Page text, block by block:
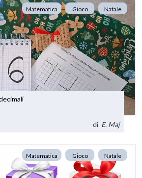
Matematica Gioco Natale
di E. Maj
Matematica Gioco Natale